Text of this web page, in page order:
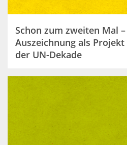
Schon zum zweiten Mal –
Auszeichnung als Projekt
der UN-Dekade